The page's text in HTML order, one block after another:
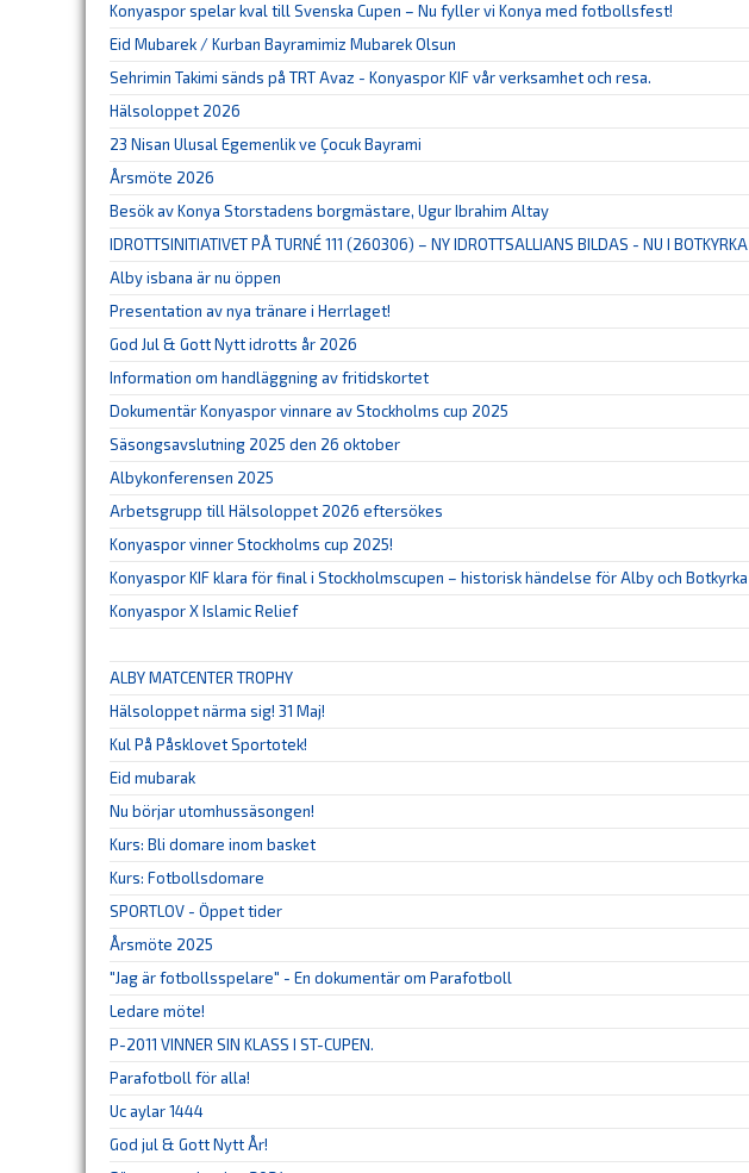
Konyaspor spelar kval till Svenska Cupen – Nu fyller vi Konya med fotbollsfest!
Eid Mubarek / Kurban Bayramimiz Mubarek Olsun
Sehrimin Takimi sänds på TRT Avaz - Konyaspor KIF vår verksamhet och resa.
Hälsoloppet 2026
23 Nisan Ulusal Egemenlik ve Çocuk Bayrami
Årsmöte 2026
Besök av Konya Storstadens borgmästare, Ugur Ibrahim Altay
IDROTTSINITIATIVET PÅ TURNÉ 111 (260306) – NY IDROTTSALLIANS BILDAS - NU I BOTKYRKA
Alby isbana är nu öppen
Presentation av nya tränare i Herrlaget!
God Jul & Gott Nytt idrotts år 2026
Information om handläggning av fritidskortet
Dokumentär Konyaspor vinnare av Stockholms cup 2025
Säsongsavslutning 2025 den 26 oktober
Albykonferensen 2025
Arbetsgrupp till Hälsoloppet 2026 eftersökes
Konyaspor vinner Stockholms cup 2025!
Konyaspor KIF klara för final i Stockholmscupen – historisk händelse för Alby och Botkyrka
Konyaspor X Islamic Relief
ALBY MATCENTER TROPHY
Hälsoloppet närma sig! 31 Maj!
Kul På Påsklovet Sportotek!
Eid mubarak
Nu börjar utomhussäsongen!
Kurs: Bli domare inom basket
Kurs: Fotbollsdomare
SPORTLOV - Öppet tider
Årsmöte 2025
"Jag är fotbollsspelare" - En dokumentär om Parafotboll
Ledare möte!
P-2011 VINNER SIN KLASS I ST-CUPEN.
Parafotboll för alla!
Uc aylar 1444
God jul & Gott Nytt År!